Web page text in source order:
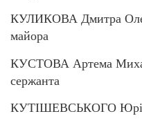
КУЛИКОВА Дмитра
майора
КУСТОВА Артема
сержанта
КУТІШЕВСЬКОГО